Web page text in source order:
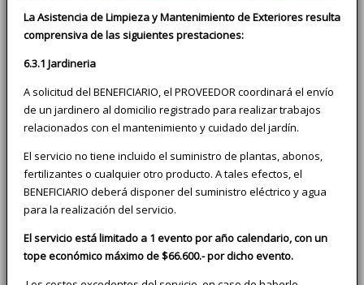
La Asistencia de Limpieza y Mantenimiento de Exteriores resulta
comprensiva de las siguientes prestaciones:
6.3.1 Jardineria
A solicitud del BENEFICIARIO, el PROVEEDOR coordinará el envío
de un jardinero al domicilio registrado para realizar trabajos
relacionados con el mantenimiento y cuidado del jardín.
El servicio no tiene incluido el suministro de plantas, abonos,
fertilizantes o cualquier otro producto. A tales efectos, el
BENEFICIARIO deberá disponer del suministro eléctrico y agua
para la realización del servicio.
El servicio está limitado a 1 evento por año calendario, con un
tope económico máximo de $66.600.- por dicho evento.